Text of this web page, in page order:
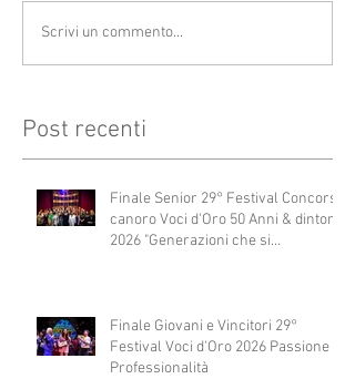
Scrivi un commento...
Post recenti
Finale Senior 29° Festival Concorso
canoro Voci d'Oro 50 Anni & dintorni
2026 "Generazioni che si
Finale Giovani e Vincitori 29°
Festival Voci d'Oro 2026 Passione e
Professionalità